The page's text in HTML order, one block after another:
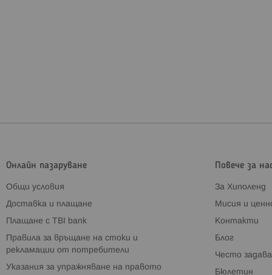
Онлайн пазаруване
Общи условия
Доставка и плащане
Плащане с TBI bank
Правила за връщане на стоки и
рекламации от потребители
Указания за упражняване на правото
Повече за
За Хиполенд
Мисия и
Контакти
Блог
Често
Бюлетин